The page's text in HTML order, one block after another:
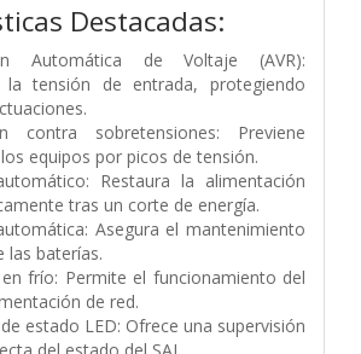
Destacadas:
Automática de Voltaje (AVR):
la tensión de entrada, protegiendo
contra sobretensiones: Previene
equipos por picos de tensión.
Restaura la alimentación
tras un corte de energía.
Asegura el mantenimiento
las baterías.
frío: Permite el funcionamiento del
de red.
estado LED: Ofrece una supervisión
del estado del SAI.